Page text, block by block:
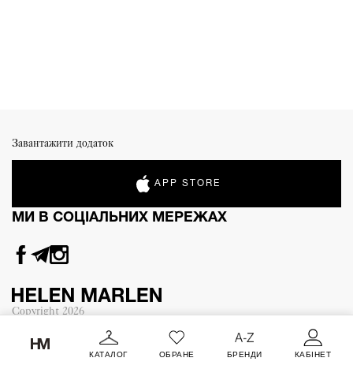
КАТАЛОГ ОБРАНЕ БРЕНДИ КАБІНЕТ
Завантажити додаток
APP STORE
МИ В СОЦІАЛЬНИХ МЕРЕЖАХ
Copyright 2026